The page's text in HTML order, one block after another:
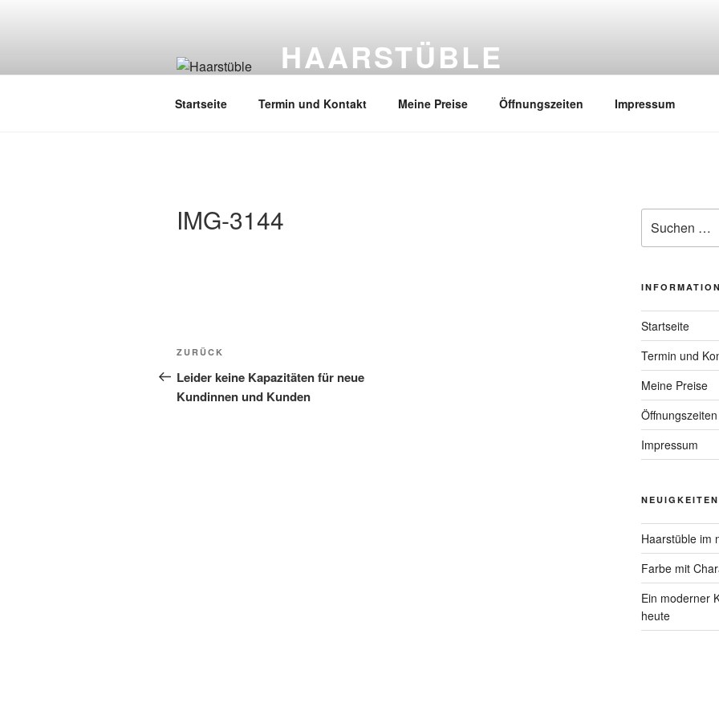
HAARSTÜBLE
Startseite Termin und Kontakt Meine Preise Öffnungszeiten Impressum
IMG-3144
Beitragsnavigation
Vorheriger
Beitrag
ZURÜCK
Leider keine Kapazitäten für neue
Kundinnen und Kunden
nach:
Startseite
Termin und
Meine Preise
Öffnungszeiten
Impressum
NEUIGKEITEN
Haarstüble im
Farbe mit
Ein moderner
heute